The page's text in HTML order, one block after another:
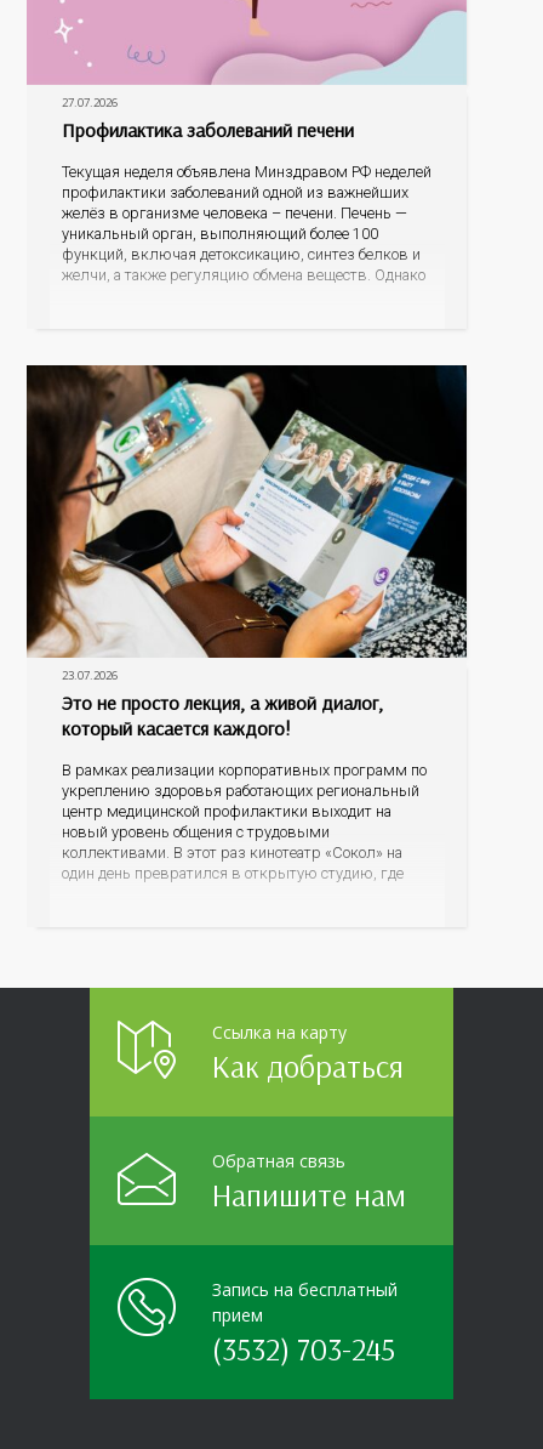
27.07.2026
Профилактика заболеваний печени
Текущая неделя объявлена Минздравом РФ неделей
профилактики заболеваний одной из важнейших
желёз в организме человека – печени. Печень —
уникальный орган, выполняющий более 100
функций, включая детоксикацию, синтез белков и
желчи, а также регуляцию обмена веществ. Однако
23.07.2026
Это не просто лекция, а живой диалог,
который касается каждого!
В рамках реализации корпоративных программ по
укреплению здоровья работающих региональный
центр медицинской профилактики выходит на
новый уровень общения с трудовыми
коллективами. В этот раз кинотеатр «Сокол» на
один день превратился в открытую студию, где
Ссылка на карту
Как добраться
Обратная связь
Напишите нам
Запись на бесплатный
прием
(3532) 703-245